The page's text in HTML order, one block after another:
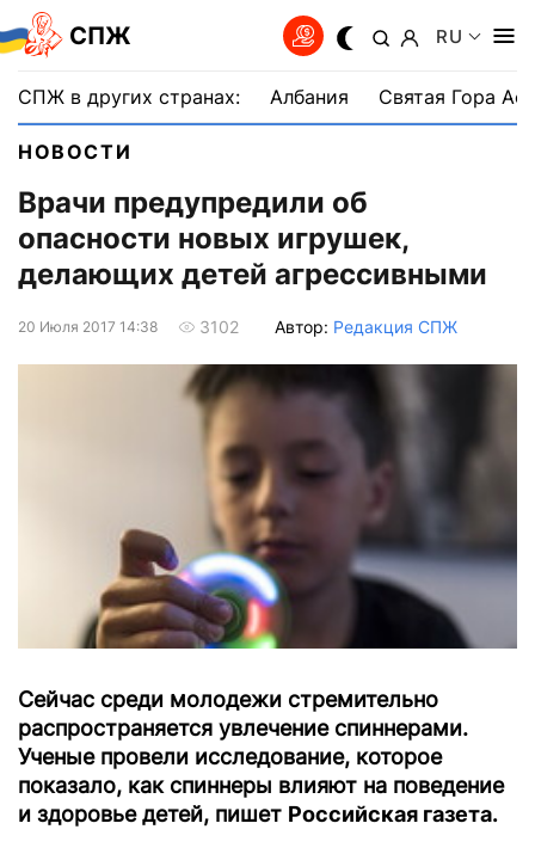
СПЖ RU
СПЖ в других странах: Албания Святая Гора
НОВОСТИ
Врачи предупредили об
опасности новых игрушек,
делающих детей агрессивными
20 Июля 2017 14:38 3102 Автор: Редакция СПЖ
Сейчас среди молодежи стремительно
распространяется увлечение спиннерами.
Ученые провели исследование, которое
показало, как спиннеры влияют на поведение
и здоровье детей, пишет Российская газета.